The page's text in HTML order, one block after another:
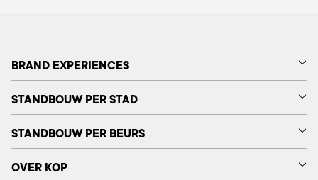
BRAND EXPERIENCES
STANDBOUW PER STAD
STANDBOUW PER BEURS
OVER KOP